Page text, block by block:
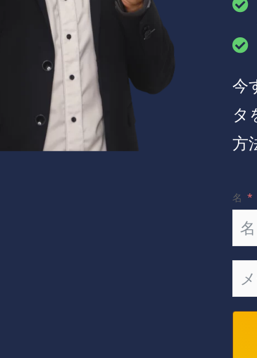
今
タ
方
名